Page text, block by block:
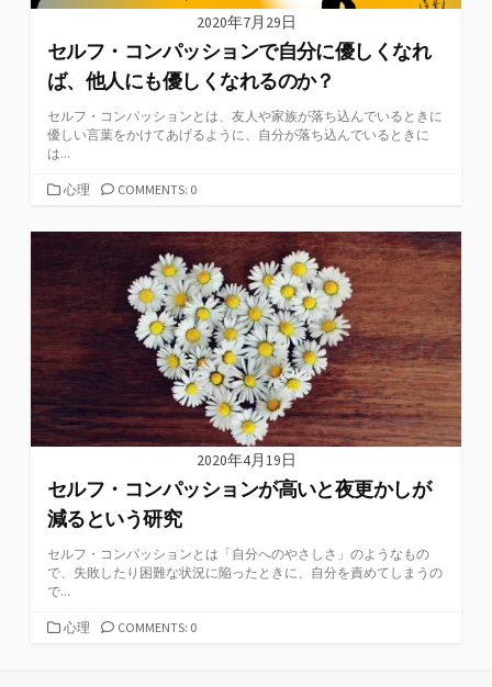
2020年7月29日
セルフ・コンパッションで自分に優しくなれ
ば、他人にも優しくなれるのか？
セルフ・コンパッションとは、友人や家族が落ち込んでいるときに
優しい言葉をかけてあげるように、自分が落ち込んでいるときに
は...
カ
ゴ
リ
ー
心理 COMMENTS: 0
2020年4月19日
セルフ・コンパッションが高いと夜更かしが
減るという研究
セルフ・コンパッションとは「自分へのやさしさ」のようなもの
で、失敗したり困難な状況に陥ったときに、自分を責めてしまうの
で...
カ心理 COMMENTS: 0